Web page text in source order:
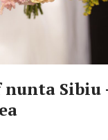
nunta Sibiu